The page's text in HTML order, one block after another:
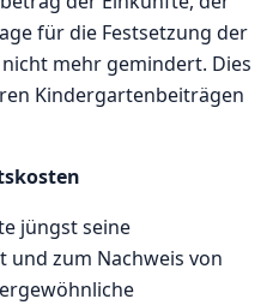
für die Festsetzung der
mehr gemindert. Dies
Kindergartenbeiträgen
jüngst seine
und zum Nachweis von